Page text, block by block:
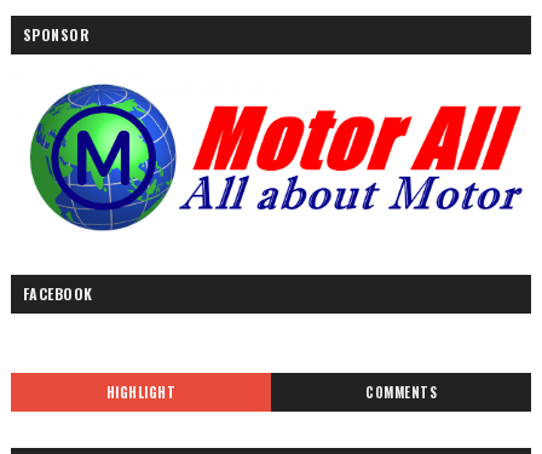
SPONSOR
FACEBOOK
HIGHLIGHT COMMENTS